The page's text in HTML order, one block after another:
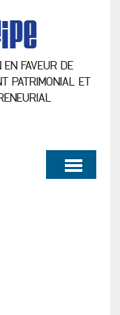
EN FAVEUR DE
PATRIMONIAL ET